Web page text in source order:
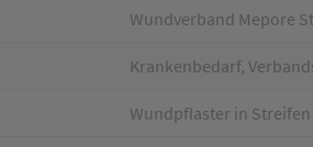
Wundverband Mepore
Krankenbedarf,
Wundpflaster in